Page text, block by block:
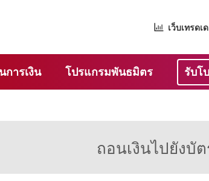
เว็บเทรดเ
การเงิน โปรแกรมพันธมิตร รับโ
ถอนเงินไปยังบั